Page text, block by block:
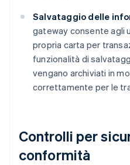
Salvataggio delle
gateway consente agli
propria carta per
funzionalità di
vengano archiviati in
correttamente per le
Controlli per
conformità